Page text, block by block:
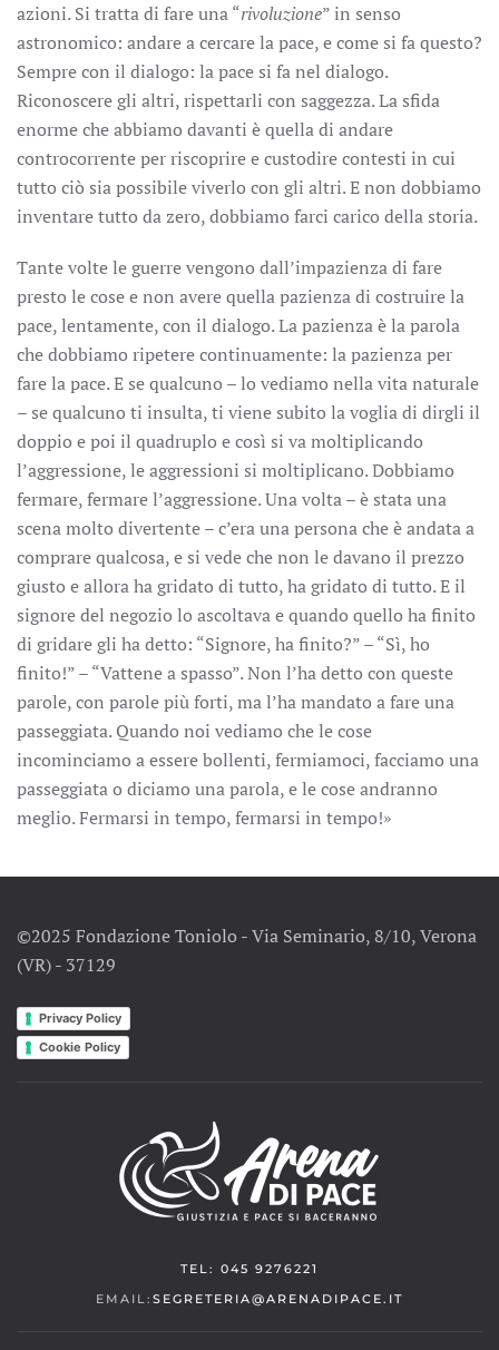
azioni. Si tratta di fare una “rivoluzione” in senso
astronomico: andare a cercare la pace, e come si fa questo?
Sempre con il dialogo: la pace si fa nel dialogo.
Riconoscere gli altri, rispettarli con saggezza. La sfida
enorme che abbiamo davanti è quella di andare
controcorrente per riscoprire e custodire contesti in cui
tutto ciò sia possibile viverlo con gli altri. E non dobbiamo
inventare tutto da zero, dobbiamo farci carico della storia.
Tante volte le guerre vengono dall’impazienza di fare
presto le cose e non avere quella pazienza di costruire la
pace, lentamente, con il dialogo. La pazienza è la parola
che dobbiamo ripetere continuamente: la pazienza per
fare la pace. E se qualcuno – lo vediamo nella vita naturale
– se qualcuno ti insulta, ti viene subito la voglia di dirgli il
doppio e poi il quadruplo e così si va moltiplicando
l’aggressione, le aggressioni si moltiplicano. Dobbiamo
fermare, fermare l’aggressione. Una volta – è stata una
scena molto divertente – c’era una persona che è andata a
comprare qualcosa, e si vede che non le davano il prezzo
giusto e allora ha gridato di tutto, ha gridato di tutto. E il
signore del negozio lo ascoltava e quando quello ha finito
di gridare gli ha detto: “Signore, ha finito?” – “Sì, ho
finito!” – “Vattene a spasso”. Non l’ha detto con queste
parole, con parole più forti, ma l’ha mandato a fare una
passeggiata. Quando noi vediamo che le cose
incominciamo a essere bollenti, fermiamoci, facciamo una
passeggiata o diciamo una parola, e le cose andranno
meglio. Fermarsi in tempo, fermarsi in tempo!»
©2025 Fondazione Toniolo - Via Seminario, 8/10, Verona
(VR) - 37129
Privacy Policy
Cookie Policy
TEL: 045 9276221
EMAIL: SEGRETERIA@ARENADIPACE.IT